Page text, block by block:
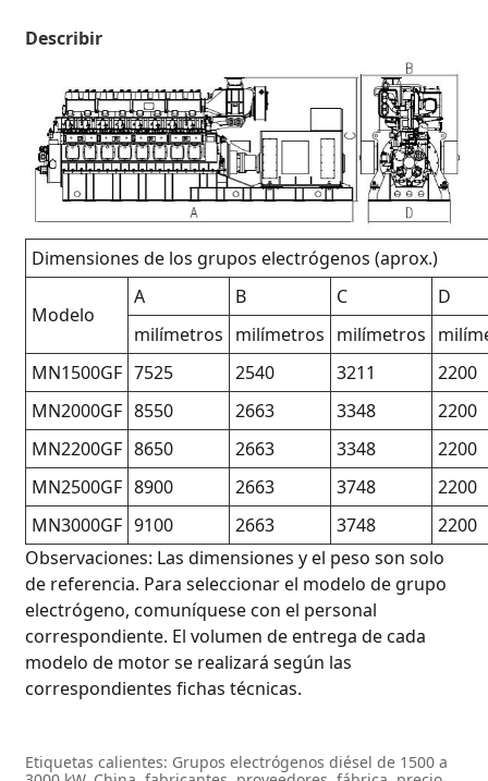
Describir
Dimensiones de los grupos electrógenos (aprox.)
Modelo
A B C
D
milímetros milímetros milímetros
MN1500GF 7525 2540 3211
2200
MN2000GF 8550 2663 3348
2200
MN2200GF 8650 2663 3348
2200
MN2500GF 8900 2663 3748
2200
MN3000GF 9100 2663 3748
2200
Observaciones: Las dimensiones y el peso son solo
de referencia. Para seleccionar el modelo de grupo
electrógeno, comuníquese con el personal
correspondiente. El volumen de entrega de cada
modelo de motor se realizará según las
correspondientes fichas técnicas.
Etiquetas calientes: Grupos electrógenos diésel de 1500 a